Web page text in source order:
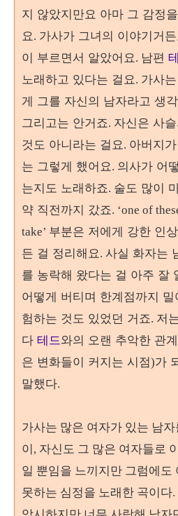
지 않았지만요 아마 그 감정
요. 가사가 그녀의 이야기거
이 부르면서 알았어요. 남편
노래하고 있다는 걸요. 가사는
게 그를 자신의 남자라고 생
그리고는 안거죠. 자신은 사
것도 아니라는 걸요. 아버지
는 그렇게 했어요. 의사가 어
는지도 노래하죠. 술도 많이
약 직전까지 갔죠. ‘one of
take’ 부분은 저에게 강한 인
든 걸 정리해요. 사실 화자는
를 농락해 왔다는 걸 아주 잘
어떻게 버티며 한계점까지
험하는 것도 있었던 거죠. 저
다 테드와의 오랜 추악한 관
은 변화들이 커지는 시점)가
말했다.
가사는 많은 여자가 있는 남
이, 자신도 그 많은 여자들로
일 뿐임을 느끼지만 그럼에도
못하는 심정을 노래한 곡이다